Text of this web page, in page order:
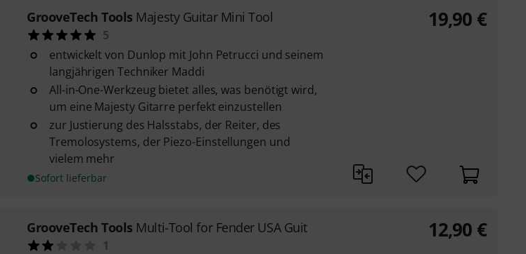
GrooveTech Tools Majesty Guitar Mini Tool
5
entwickelt von Dunlop mit John Petrucci und seinem
langjährigen Techniker Maddi
All-in-One-Werkzeug bietet alles, was benötigt wird,
um eine Majesty Gitarre perfekt einzustellen
zur Justierung des Halsstabs, der Reiter, des
Tremolosystems, der Piezo-Einstellungen und
vielem mehr
Sofort lieferbar
19,90 €
GrooveTech Tools Multi-Tool for Fender USA Guit
1
12,90 €